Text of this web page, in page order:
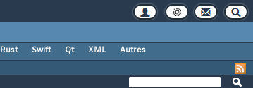
Rust Swift Qt XML
Autres